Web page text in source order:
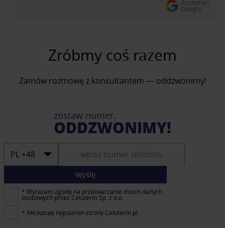
Posted on
Google
Zróbmy coś razem
Zamów rozmowę z konsultantem — oddzwonimy!
zostaw numer.
ODDZWONIMY!
Wyślij
* Wyrażam zgodę na przetwarzanie moich danych
osobowych przez Celuterm Sp. z o.o.
* Akceptuję regulamin strony Celuterm.pl.